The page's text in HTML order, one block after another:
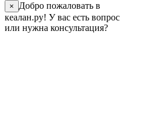
×
Добро пожаловать в
кеалан.ру! У вас есть вопрос
или нужна консультация?